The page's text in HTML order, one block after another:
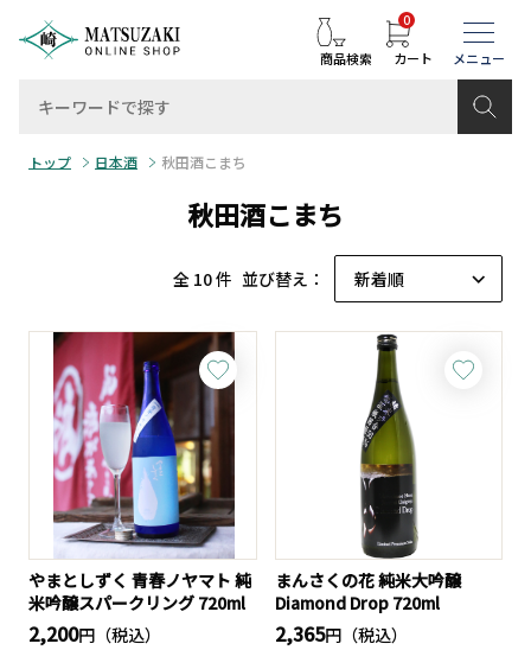
商品検索 カート
0
トップ 日本酒 秋田酒こまち
秋田酒こまち
全 10 件 並び替え：
やまとしずく 青春ノヤマト 純
米吟醸スパークリング 720ml
2,200円（税込）
まんさくの花 純米大吟醸
Diamond Drop 720ml
2,365円（税込）